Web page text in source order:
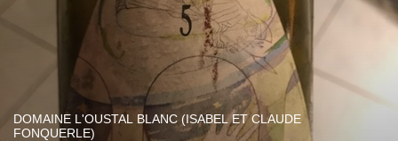
DOMAINE L'OUSTAL BLANC (ISABEL ET CLAUDE
FONQUERLE)